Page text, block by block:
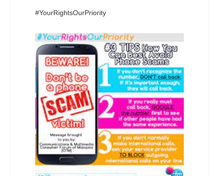
#YourRightsOurPriority